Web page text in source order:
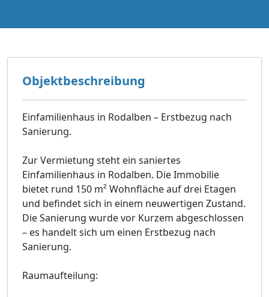
Objektbeschreibung
Einfamilienhaus in Rodalben – Erstbezug nach
Sanierung.
Zur Vermietung steht ein saniertes
Einfamilienhaus in Rodalben. Die Immobilie
bietet rund 150 m² Wohnfläche auf drei Etagen
und befindet sich in einem neuwertigen Zustand.
Die Sanierung wurde vor Kurzem abgeschlossen
– es handelt sich um einen Erstbezug nach
Sanierung.
Raumaufteilung: